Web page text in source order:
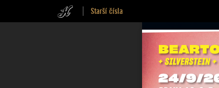
Starší čísla